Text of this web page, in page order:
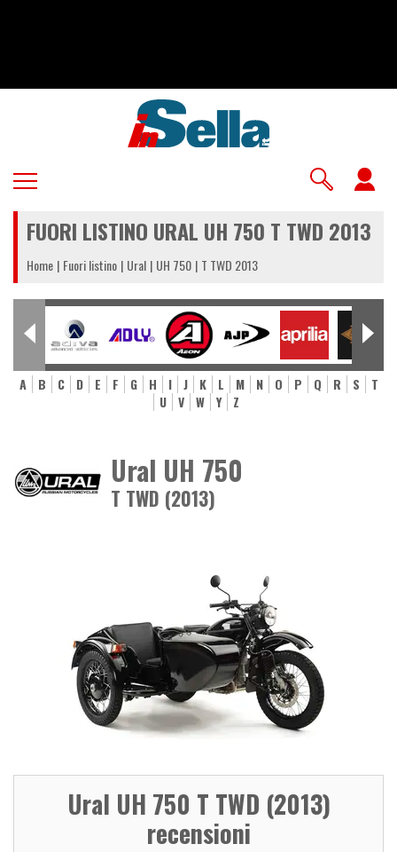
FUORI LISTINO URAL UH 750 T TWD 2013
Home Fuori listino Ural UH 750 T TWD 2013
A B C D E F G H I J K L M N O P Q R S
T
U
V W Y Z
Ural UH 750
T TWD (2013)
Ural UH 750 T TWD (2013)
recensioni